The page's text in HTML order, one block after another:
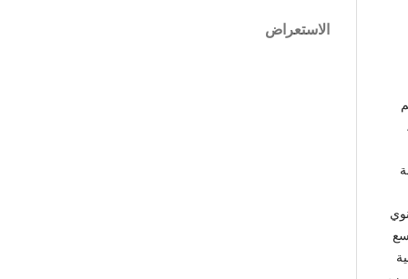
الاستعراض